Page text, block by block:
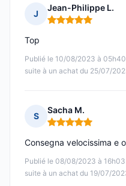
J
Jean-Philippe L.
Note : 5 sur 5
Publié le 10/08/2023 à 05h40
suite à un achat du 25/07/
Top
S
Sacha M.
Note : 5 sur 5
Publié le 08/08/2023 à 16h03
suite à un achat du 19/07/
Consegna velocissima e